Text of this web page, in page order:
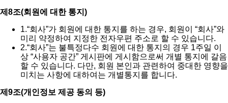
제8조(회원에 대한 통지)
1.“회사”가 회원에 대한 통지를 하는 경우, 회원이 “회사”와
미리 약정하여 지정한 전자우편 주소로 할 수 있습니다.
2.“회사”는 불특정다수 회원에 대한 통지의 경우 1주일 이
상 “사용자 공간” 게시판에 게시함으로써 개별 통지에 갈음
할 수 있습니다. 다만, 회원 본인과 관련하여 중대한 영향을
미치는 사항에 대하여는 개별통지를 합니다.
제9조(개인정보 제공 동의 등)